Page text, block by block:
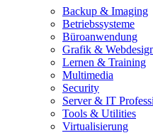
Backup & Imaging
Betriebssysteme
Büroanwendung
Grafik &
Lernen & Training
Multimedia
Security
Server & IT
Tools & Utilities
Virtualisierung